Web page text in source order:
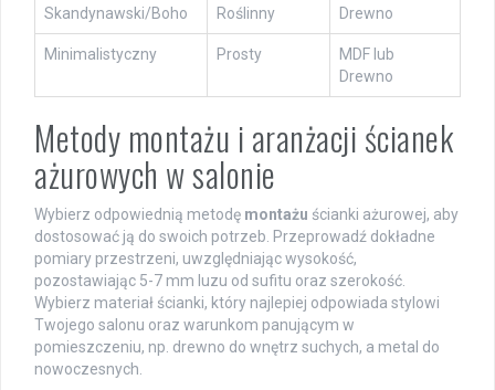
Skandynawski/Boho Roślinny Drewno
Minimalistyczny Prosty
MDF lub
Drewno
Metody montażu i aranżacji ścianek
ażurowych w salonie
Wybierz odpowiednią metodę montażu ścianki ażurowej, aby
dostosować ją do swoich potrzeb. Przeprowadź dokładne
pomiary przestrzeni, uwzględniając wysokość,
pozostawiając 5-7 mm luzu od sufitu oraz szerokość.
Wybierz materiał ścianki, który najlepiej odpowiada stylowi
Twojego salonu oraz warunkom panującym w
pomieszczeniu, np. drewno do wnętrz suchych, a metal do
nowoczesnych.